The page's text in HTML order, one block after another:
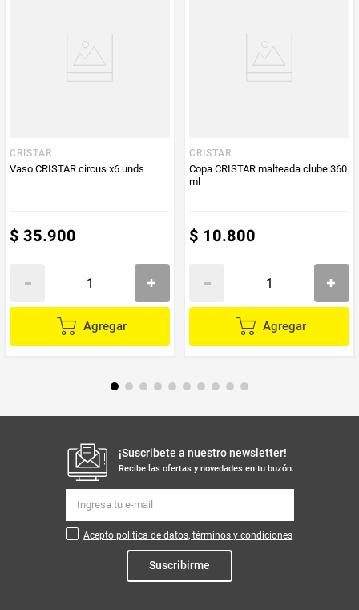
CRISTAR
Vaso CRISTAR circus x6 unds
$ 35.900
Agregar
CRISTAR
Copa CRISTAR malteada clube 360
ml
$ 10.800
Agregar
¡Suscribete a nuestro newsletter!
Recibe las ofertas y novedades en tu buzón.
Acepto política de datos, términos y condiciones
Suscribirme